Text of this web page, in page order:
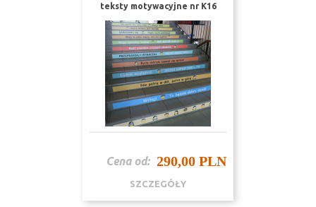
teksty motywacyjne nr K16
Cena od: 290,00 PLN
SZCZEGÓŁY